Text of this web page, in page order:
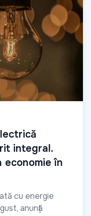
integral.
economie în
cu energie
anunță